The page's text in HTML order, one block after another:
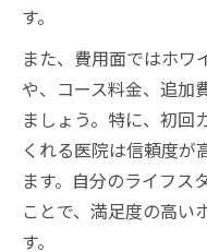
す。
また、費用面ではホワ
や、コース料金、追加
ましょう。特に、初回
くれる医院は信頼度が
ます。自分のライフス
ことで、満足度の高い
す。